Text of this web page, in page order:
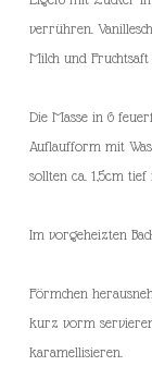
verrühren.
Milch und
Die Masse in 6
Auflaufform mit
sollten ca. 1,5cm tief
Im vorgeheizten
Förmchen
kurz vorm
karamellisieren.